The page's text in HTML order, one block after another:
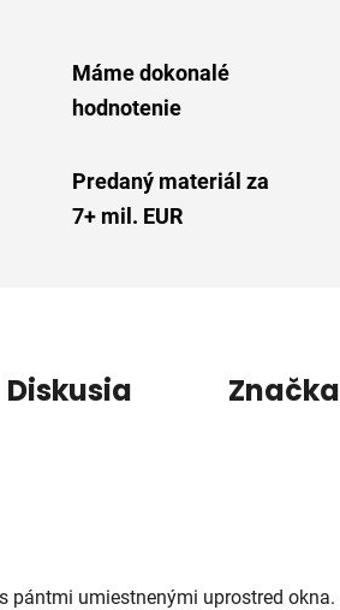
Máme dokonalé
hodnotenie
Predaný materiál za
7+ mil. EUR
Diskusia Značka
pántmi umiestnenými uprostred okna.